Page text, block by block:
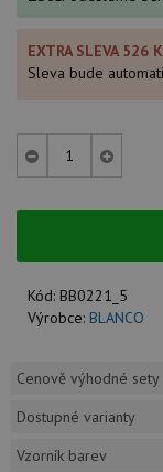
EXTRA SLEVA 526
Sleva bude
Kód: BB0221_5
Výrobce: BLANCO
Cenově výhodné sety
Dostupné varianty
Vzorník barev